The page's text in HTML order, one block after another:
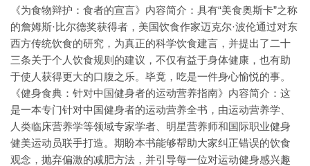
《为食物辩护：食者的宣言》内容简介：具有“美食奥斯卡”之称
的詹姆斯·比尔德奖获得者，美国饮食作家迈克尔·波伦通过对东
西方传统饮食的研究，为真正的科学饮食建言，并提出了二十
三条关于个人饮食规则的建议，不仅有益于身体健康，也有助
于使人获得更大的口腹之乐。毕竟，吃是一件身心愉悦的事。
《健身食典：针对中国健身者的运动营养指南》内容简介：这
是一本专门针对中国健身者的运动营养全书，由运动营养学、
人类临床营养学等领域专家学者、明星营养师和国际职业健身
健美运动员联手打造。期盼本书能够帮助大家纠正错误的饮食
观念，抛弃偏激的减肥方法，并引导每一位对运动健身感兴趣